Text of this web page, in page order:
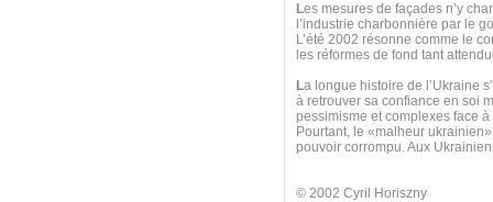
Les mesures de façades n’y
l’industrie charbonnière par le
L’été 2002 résonne comme le
les réformes de fond tant
La longue histoire de l’Ukraine
à retrouver sa confiance en soi
pessimisme et complexes face
Pourtant, le «malheur
pouvoir corrompu. Aux
© 2002 Cyril Horiszny